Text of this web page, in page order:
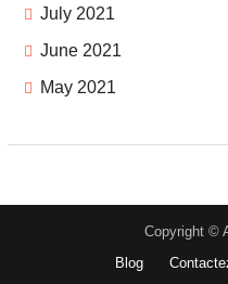
July 2021
June 2021
May 2021
Copyright ©
Blog